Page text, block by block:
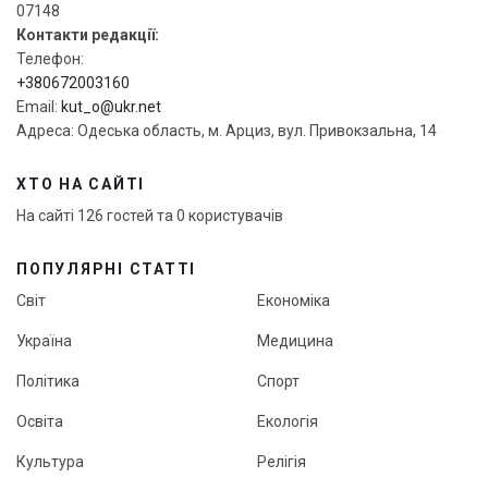
07148
Контакти редакції:
Телефон:
+380672003160
Email: kut_o@ukr.net
Адреса: Одеська область, м. Арциз, вул. Привокзальна, 14
ХТО НА САЙТІ
На сайті 126 гостей та 0 користувачів
ПОПУЛЯРНІ СТАТТІ
Світ
Україна
Політика
Освіта
Культура
Економіка
Медицина
Спорт
Екологія
Релігія